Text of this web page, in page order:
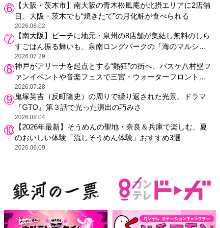
【大阪・茨木市】南大阪の青木松風庵が北摂エリアに2店舗
目、大阪・茨木でも“焼きたて”の月化粧が食べられる
2026.08.02
【南大阪】ビーチに地元・泉州の8店舗が集結し無料のしら
すごはん振る舞いも、泉南ロングパークの「海のマルシ
ェ」がリニューアル！
2026.07.29
神戸がアリーナを起点とする“熱狂”の街へ、バスケ八村塁フ
ァンイベントや音楽フェスで三宮・ウォーターフロントを
活性化
2026.07.28
鬼塚英吉（反町隆史）の周りで繰り返された光景。ドラマ
『GTO』第３話で光った演出の巧みさ
2026.08.04
【2026年最新】そうめんの聖地・奈良＆兵庫で楽しむ、夏
のおいしい体験「流しそうめん体験」おすすめ3選
2026.06.09